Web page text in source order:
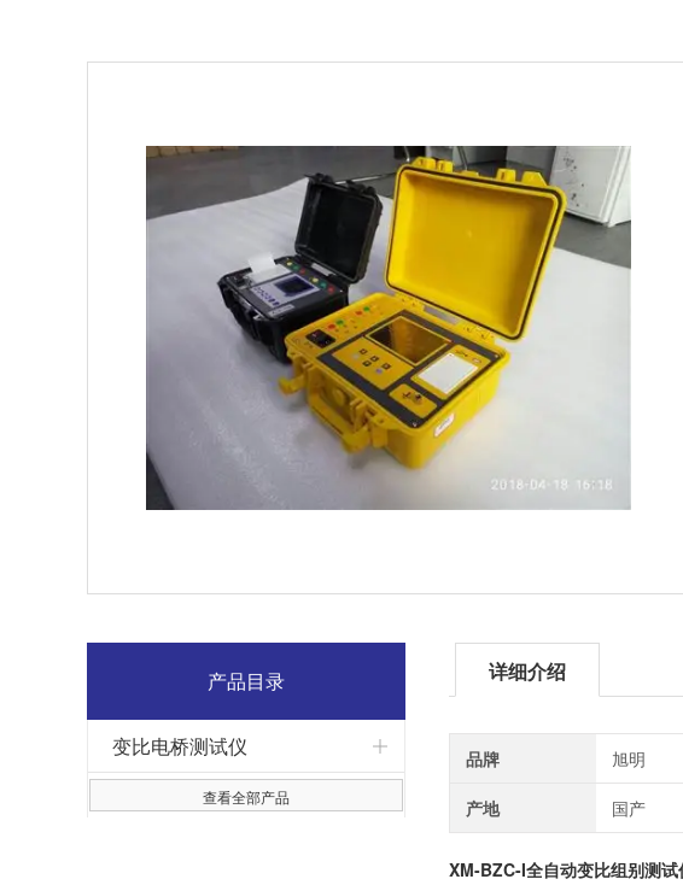
产品目录
变比电桥测试仪
查看全部产品
详细介绍
品牌 旭明
产地 国产
XM-BZC-I全自动变比组别测试